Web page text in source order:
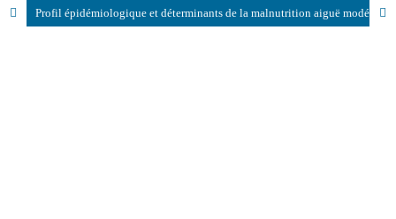
Profil épidémiologique et déterminants de la malnutrition aiguë modérée chez les enfants de 6–59 mois à Gbadolite